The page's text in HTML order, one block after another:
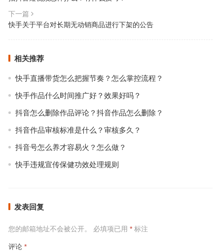
下一篇
快手关于平台对长期无动销商品进行下架的公告
相关推荐
快手直播带货怎么把握节奏？怎么掌控流程？
快手作品什么时间推广好？效果好吗？
抖音怎么删除作品评论？抖音作品怎么删除？
抖音作品审核标准是什么？审核多久？
抖音号怎么养才容易火？怎么做？
快手违规宣传保健功效处理规则
发表回复
您的邮箱地址不会被公开。 必填项已用 *标注
评论 *